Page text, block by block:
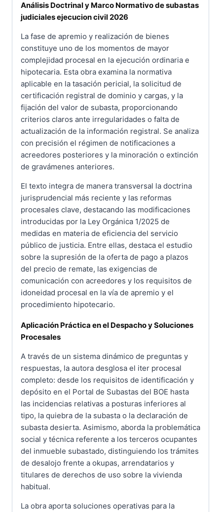
Análisis Doctrinal y Marco Normativo de subastas
judiciales ejecucion civil 2026
La fase de apremio y realización de bienes
constituye uno de los momentos de mayor
complejidad procesal en la ejecución ordinaria e
hipotecaria. Esta obra examina la normativa
aplicable en la tasación pericial, la solicitud de
certificación registral de dominio y cargas, y la
fijación del valor de subasta, proporcionando
criterios claros ante irregularidades o falta de
actualización de la información registral. Se analiza
con precisión el régimen de notificaciones a
acreedores posteriores y la minoración o extinción
de gravámenes anteriores.
El texto integra de manera transversal la doctrina
jurisprudencial más reciente y las reformas
procesales clave, destacando las modificaciones
introducidas por la Ley Orgánica 1/2025 de
medidas en materia de eficiencia del servicio
público de justicia. Entre ellas, destaca el estudio
sobre la supresión de la oferta de pago a plazos
del precio de remate, las exigencias de
comunicación con acreedores y los requisitos de
idoneidad procesal en la vía de apremio y el
procedimiento hipotecario.
Aplicación Práctica en el Despacho y Soluciones
Procesales
A través de un sistema dinámico de preguntas y
respuestas, la autora desglosa el iter procesal
completo: desde los requisitos de identificación y
depósito en el Portal de Subastas del BOE hasta
las incidencias relativas a posturas inferiores al
tipo, la quiebra de la subasta o la declaración de
subasta desierta. Asimismo, aborda la problemática
social y técnica referente a los terceros ocupantes
del inmueble subastado, distinguiendo los trámites
de desalojo frente a okupas, arrendatarios y
titulares de derechos de uso sobre la vivienda
habitual.
La obra aporta soluciones operativas para la